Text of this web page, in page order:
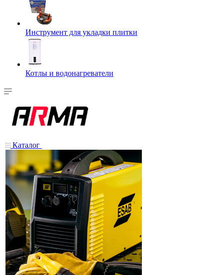
Инструмент для укладки плитки
Котлы и водонагреватели
Каталог